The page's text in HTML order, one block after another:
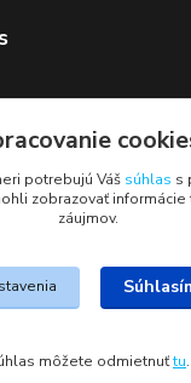
JohnS
potrebujú Váš súhlas s
zobrazovať informácie
záujmov.
môžete odmietnuťtu.